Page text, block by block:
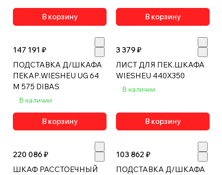
В корзину В корзину
147 191 ₽
ПОДСТАВКА Д/ШКАФА
ПЕКАР.WIESHEU UG 64
M 575 DIBAS
В наличии
В корзину
3 379 ₽
ЛИСТ ДЛЯ ПЕК.ШКАФА
WIESHEU 440X350
В наличии
В корзину
220 086 ₽
ШКАФ РАССТОЕЧНЫЙ
103 862 ₽
ПОДСТАВКА Д/ШКАФА